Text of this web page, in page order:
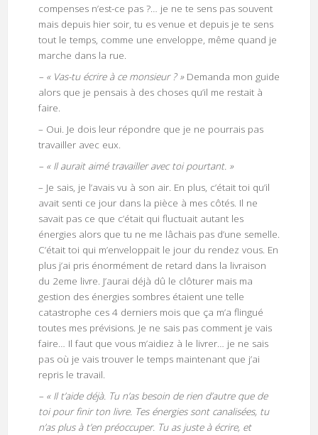
compenses n’est-ce pas ?… je ne te sens pas souvent
mais depuis hier soir, tu es venue et depuis je te sens
tout le temps, comme une enveloppe, même quand je
marche dans la rue.
– « Vas-tu écrire à ce monsieur ? »Demanda mon guide
alors que je pensais à des choses qu’il me restait à
faire.
– Oui. Je dois leur répondre que je ne pourrais pas
travailler avec eux.
– « Il aurait aimé travailler avec toi pourtant. »
– Je sais, je l’avais vu à son air. En plus, c’était toi qu’il
avait senti ce jour dans la pièce à mes côtés. Il ne
savait pas ce que c’était qui fluctuait autant les
énergies alors que tu ne me lâchais pas d’une semelle.
C’était toi qui m’enveloppait le jour du rendez vous. En
plus j’ai pris énormément de retard dans la livraison
du 2eme livre. J’aurai déjà dû le clôturer mais ma
gestion des énergies sombres étaient une telle
catastrophe ces 4 derniers mois que ça m’a flingué
toutes mes prévisions. Je ne sais pas comment je vais
faire… Il faut que vous m’aidiez à le livrer… je ne sais
pas où je vais trouver le temps maintenant que j’ai
repris le travail.
– « Il t’aide déjà. Tu n’as besoin de rien d’autre que de
toi pour finir ton livre. Tes énergies sont canalisées, tu
n’as plus à t’en préoccuper. Tu as juste à écrire, et